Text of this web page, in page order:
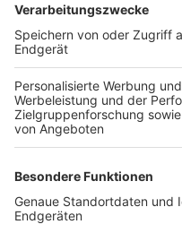
TOP-VEREINE
TOP-PARTNER